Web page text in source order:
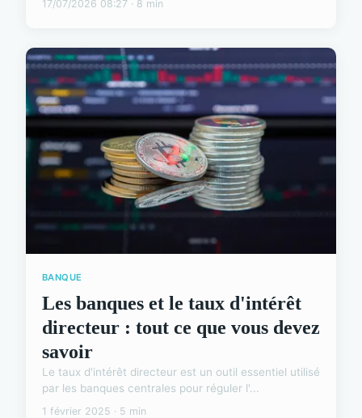
17/07/2026 08:27 · 8 min
BANQUE
Les banques et le taux d'intérêt
directeur : tout ce que vous devez
savoir
Le taux d'intérêt directeur est un outil essentiel utilisé
par les banques centrales pour réguler l'...
1 février 2025 · 5 min